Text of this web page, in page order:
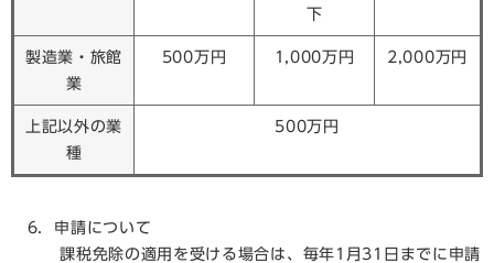
下
製造業・旅館
業
500万円 1,000万円 2,000万円
上記以外の業
種
500万円
6．申請について
課税免除の適用を受ける場合は、毎年1月31日までに申請